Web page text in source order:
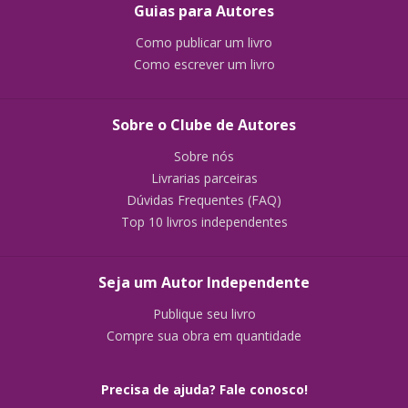
Guias para Autores
Como publicar um livro
Como escrever um livro
Sobre o Clube de Autores
Sobre nós
Livrarias parceiras
Dúvidas Frequentes (FAQ)
Top 10 livros independentes
Seja um Autor Independente
Publique seu livro
Compre sua obra em quantidade
Precisa de ajuda? Fale conosco!